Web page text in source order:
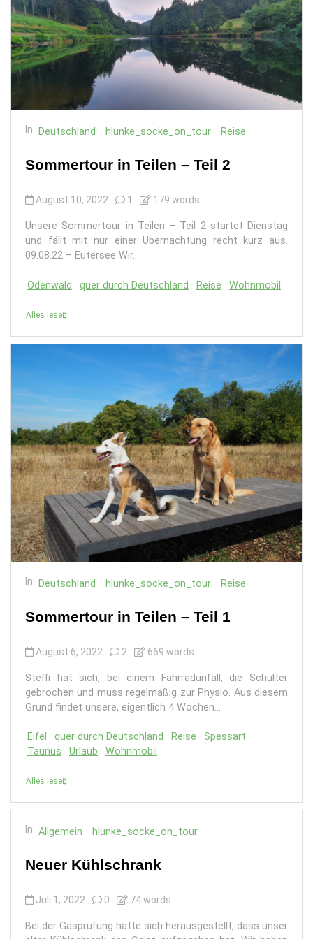
In Deutschland hlunke_socke_on_tour Reise
Sommertour in Teilen – Teil 2
August 10, 2022 1 179 words
Unsere Sommertour in Teilen – Teil 2 startet Dienstag
und fällt mit nur einer Übernachtung recht kurz aus.
09.08.22 – Eutersee Wir...
Odenwald quer durch Deutschland Reise Wohnmobil
Alles lesen
In Deutschland hlunke_socke_on_tour Reise
Sommertour in Teilen – Teil 1
August 6, 2022 2 669 words
Steffi hat sich, bei einem Fahrradunfall, die Schulter
gebrochen und muss regelmäßig zur Physio. Aus diesem
Grund findet unsere, eigentlich 4 Wochen...
Eifel quer durch Deutschland Reise
Spessart
Taunus
Urlaub Wohnmobil
Alles lesen
In Allgemein hlunke_socke_on_tour
Neuer Kühlschrank
Juli 1, 2022 0 74 words
Bei der Gasprüfung hatte sich herausgestellt, dass unser